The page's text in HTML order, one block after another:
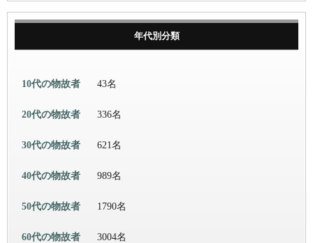
年代別分類
10代の物故者 43名
20代の物故者 336名
30代の物故者 621名
40代の物故者 989名
50代の物故者 1790名
60代の物故者 3004名